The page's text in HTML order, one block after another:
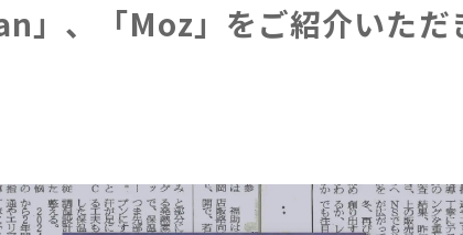
」、「Moz」をご紹介いただ